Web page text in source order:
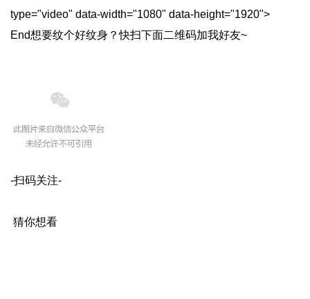
type="video" data-width="1080" data-height="1920">
End想要纹个好纹身？快扫下面二维码加我好友~
-扫码关注-
猜你想看